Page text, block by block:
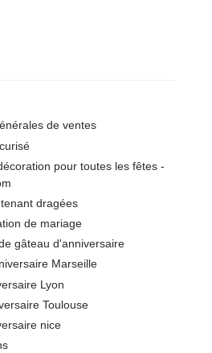
de ventes
pour toutes les fêtes -
dragées
de mariage
gâteau d'anniversaire
Marseille
Lyon
Toulouse
nice